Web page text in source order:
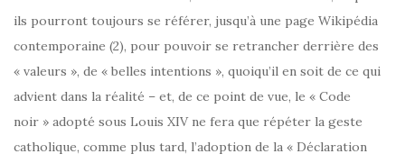
ils pourront toujours se référer, jusqu’à une page Wikipédia
contemporaine (2), pour pouvoir se retrancher derrière des
« valeurs », de « belles intentions », quoiqu’il en soit de ce qui
advient dans la réalité – et, de ce point de vue, le « Code
noir » adopté sous Louis XIV ne fera que répéter la geste
catholique, comme plus tard, l’adoption de la « Déclaration